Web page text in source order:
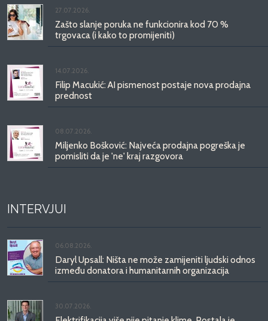
27.07.2026.
Zašto slanje poruka ne funkcionira kod 70 %
trgovaca (i kako to promijeniti)
14.07.2026.
Filip Macukić: AI pismenost postaje nova prodajna
prednost
08.07.2026.
Miljenko Bošković: Najveća prodajna pogreška je
pomisliti da je 'ne' kraj razgovora
INTERVJUI
06.08.2026.
Daryl Upsall: Ništa ne može zamijeniti ljudski odnos
između donatora i humanitarnih organizacija
30.07.2026.